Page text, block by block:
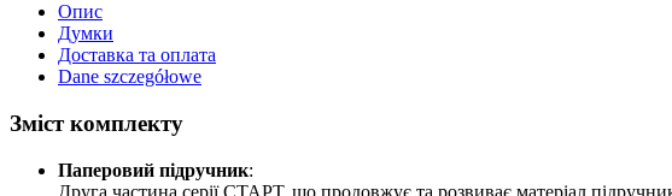
Опис
Думки
Доставка та оплата
Dane szczegółowe
Зміст комплекту
Паперовий підручник:
Друга частина серії СТАРТ, що продовжує та розвиває матеріал